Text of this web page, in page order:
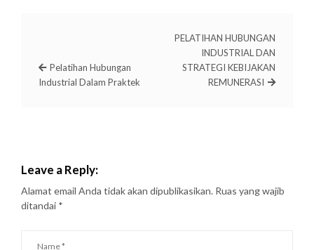
Pelatihan Hubungan
Industrial Dalam Praktek
PELATIHAN HUBUNGAN
INDUSTRIAL DAN
STRATEGI KEBIJAKAN
REMUNERASI
Leave a Reply:
Alamat email Anda tidak akan dipublikasikan. Ruas yang wajib
ditandai *